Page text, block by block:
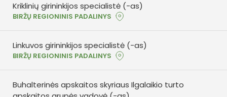
Kriklinių girininkijos specialistė (-as)
BIRŽŲ REGIONINIS PADALINYS
Linkuvos girininkijos specialistė (-as)
BIRŽŲ REGIONINIS PADALINYS
Buhalterinės apskaitos skyriaus Ilgalaikio turto